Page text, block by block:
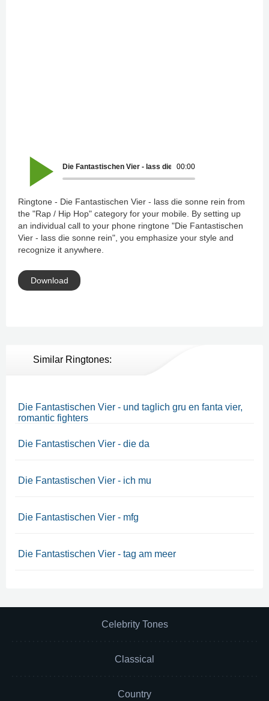
00:00
Die Fantastischen Vier - lass die sonne rein
Ringtone - Die Fantastischen Vier - lass die sonne rein from
the "Rap / Hip Hop" category for your mobile. By setting up
an individual call to your phone ringtone "Die Fantastischen
Vier - lass die sonne rein", you emphasize your style and
recognize it anywhere.
Download
Similar Ringtones:
Die Fantastischen Vier - und taglich gru en fanta vier,
romantic fighters
Die Fantastischen Vier - die da
Die Fantastischen Vier - ich mu
Die Fantastischen Vier - mfg
Die Fantastischen Vier - tag am meer
Celebrity Tones
Classical
Country